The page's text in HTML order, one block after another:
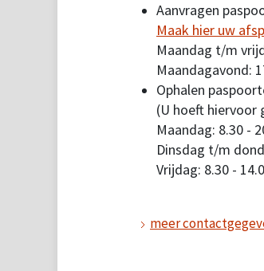
Aanvragen
Maak hier uw
Maandag t/m
Maandagavond:
Ophalen
(U hoeft hiervoor
Maandag: 8.30 -
Dinsdag t/m
Vrijdag: 8.30 -
meer